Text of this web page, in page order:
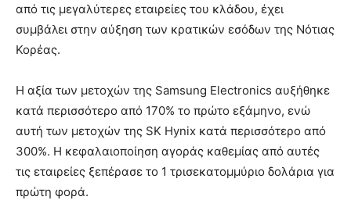
από τις μεγαλύτερες εταιρείες του κλάδου, έχει
συμβάλει στην αύξηση των κρατικών εσόδων της Νότιας
Κορέας.
Η αξία των μετοχών της Samsung Electronics αυξήθηκε
κατά περισσότερο από 170% το πρώτο εξάμηνο, ενώ
αυτή των μετοχών της SK Hynix κατά περισσότερο από
300%. Η κεφαλαιοποίηση αγοράς καθεμίας από αυτές
τις εταιρείες ξεπέρασε το 1 τρισεκατομμύριο δολάρια για
πρώτη φορά.